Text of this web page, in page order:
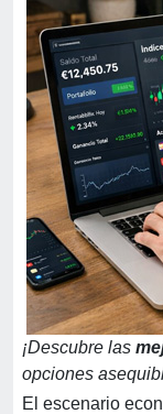
¡Descubre las
opciones
El escenario